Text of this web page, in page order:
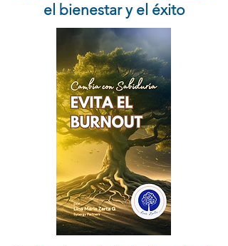
el bienestar y el éxito